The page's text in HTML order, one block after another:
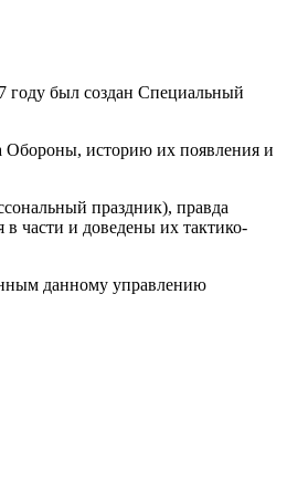
году был создан Специальный
Обороны, историю их появления и
праздник), правда
части и доведены их тактико-
данному управлению